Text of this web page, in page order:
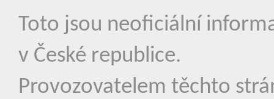
Toto jsou neoficiální
v České republice.
Provozovatelem těchto